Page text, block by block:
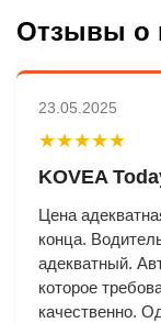
Отзывы о
23.05.2025
★★★★★
KOVEA
Цена
конца.
адекватный.
которое
качественно.